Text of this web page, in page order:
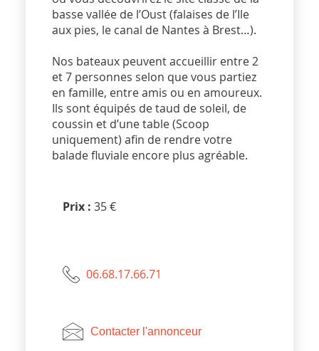
basse vallée de l’Oust (falaises de l’Ile
aux pies, le canal de Nantes à Brest…).
Nos bateaux peuvent accueillir entre 2
et 7 personnes selon que vous partiez
en famille, entre amis ou en amoureux.
Ils sont équipés de taud de soleil, de
coussin et d’une table (Scoop
uniquement) afin de rendre votre
balade fluviale encore plus agréable.
Prix :35 €
06.68.17.66.71
Contacter l'annonceur